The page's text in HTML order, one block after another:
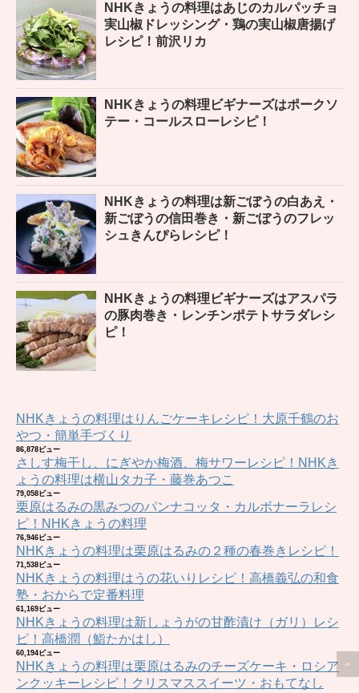
NHKきょうの料理はあじのカルパッチョ
実山椒ドレッシング・鶏の実山椒唐揚げ
レシピ！前沢リカ
NHKきょうの料理ビギナーズはポークソ
テー・コールスローレシピ！
NHKきょうの料理は新ごぼうの白あえ・
新ごぼうの信田巻き・新ごぼうのフレッ
シュきんぴらレシピ！
NHKきょうの料理ビギナーズはアスパラ
の豚肉巻き・レンチンポテトサラダレシ
ピ！
NHKきょうの料理はりんごケーキレシピ！大原千鶴のお
やつ・簡単手づくり
86,878ビュー
さしす梅干し、にぎやか梅酒、梅サワーレシピ！NHKき
ょうの料理は横山タカ子・藤巻あつこ
79,058ビュー
栗原はるみの黒みつのパンナコッタ・カルボナーラレシ
ピ！NHKきょうの料理
76,946ビュー
NHKきょうの料理は栗原はるみの２種の春巻きレシピ！
71,538ビュー
NHKきょうの料理はうの花いりレシピ！高橋義弘の和食
塾・おからで定番料理
61,169ビュー
NHKきょうの料理は新しょうがの甘酢漬け（ガリ）レシ
ピ！高橋潤（鮨たかはし）
60,194ビュー
NHKきょうの料理は栗原はるみのチーズケーキ・ロシア
ンクッキーレシピ！クリスマススイーツ・おもてなし